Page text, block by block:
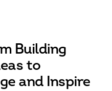
Building
to
and Inspire